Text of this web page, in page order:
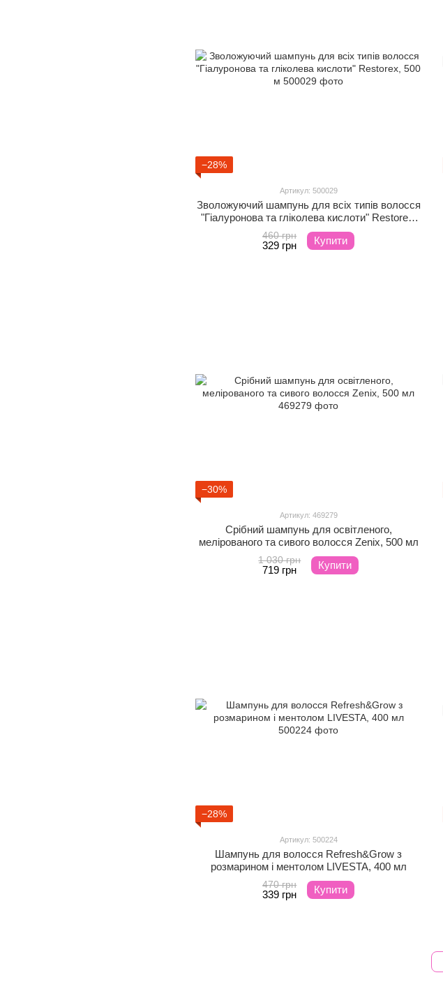
−28%
Артикул: 500029
Зволожуючий шампунь для всіх типів волосся
"Гіалуронова та гліколева кислоти" Restorex,
500 м
460 грн
329 грн Купити
−30%
Артикул: 469279
Срібний шампунь для освітленого,
мелірованого та сивого волосся Zenix, 500 мл
1 030 грн
719 грн Купити
−28%
Артикул: 500224
Шампунь для волосся Refresh&Grow з
розмарином і ментолом LIVESTA, 400 мл
470 грн
339 грн Купити